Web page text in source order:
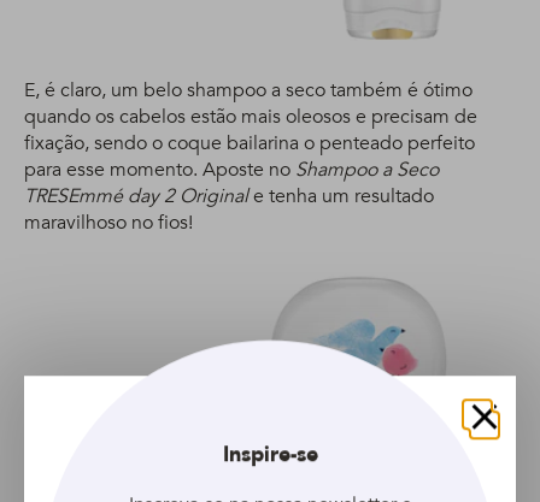
E, é claro, um belo shampoo a seco também é ótimo
quando os cabelos estão mais oleosos e precisam de
fixação, sendo o coque bailarina o penteado perfeito
para esse momento. Aposte no Shampoo a Seco
TRESEmmé day 2 Originale tenha um resultado
maravilhoso no fios!
Acondicionador Baby
Enriquecida 200 ml
Fechar
Inspire-se